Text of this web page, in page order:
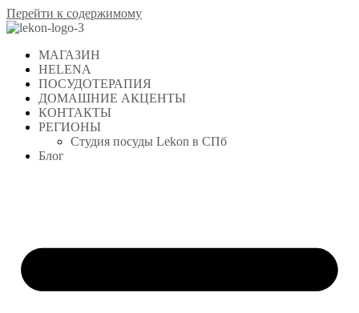
Перейти к содержимому
МАГАЗИН
HELENA
ПОСУДОТЕРАПИЯ
ДОМАШНИЕ АКЦЕНТЫ
КОНТАКТЫ
РЕГИОНЫ
Студия посуды Lekon в СПб
Блог